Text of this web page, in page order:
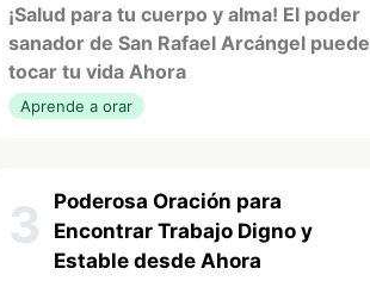
¡Salud para tu cuerpo y alma! El poder
sanador de San Rafael Arcángel puede
tocar tu vida Ahora
Aprende a orar
3
Poderosa Oración para
Encontrar Trabajo Digno y
Estable desde Ahora